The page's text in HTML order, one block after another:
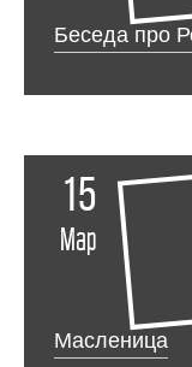
Беседа про
15
Мар
Масленица